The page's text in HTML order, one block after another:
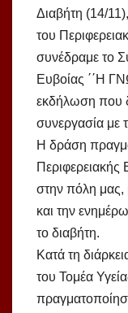
Διαβήτη (14/
του
συνέδραμε το
Ευβοίας ΄΄Η
εκδήλωση που
συνεργασία με
Η δράση
Περιφερειακής
στην πόλη μας,
και την
το διαβήτη.
Κατά τη
του Τομέα